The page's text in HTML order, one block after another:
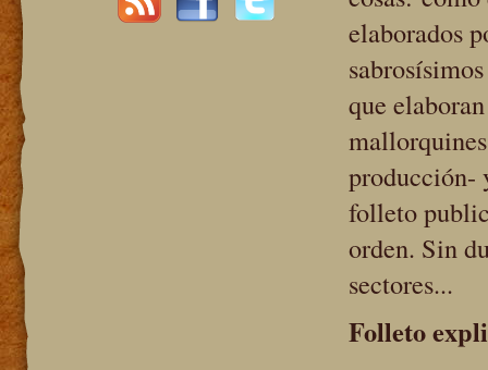
elaborados
que
producción-
folleto
orden. Sin
sectores...
Folleto